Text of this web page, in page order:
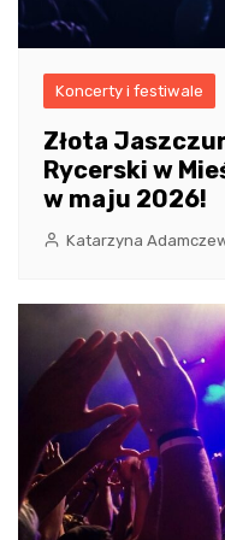
Koncerty i festiwale
Złota
Rycerski w
w maju 2026!
Katarzyna